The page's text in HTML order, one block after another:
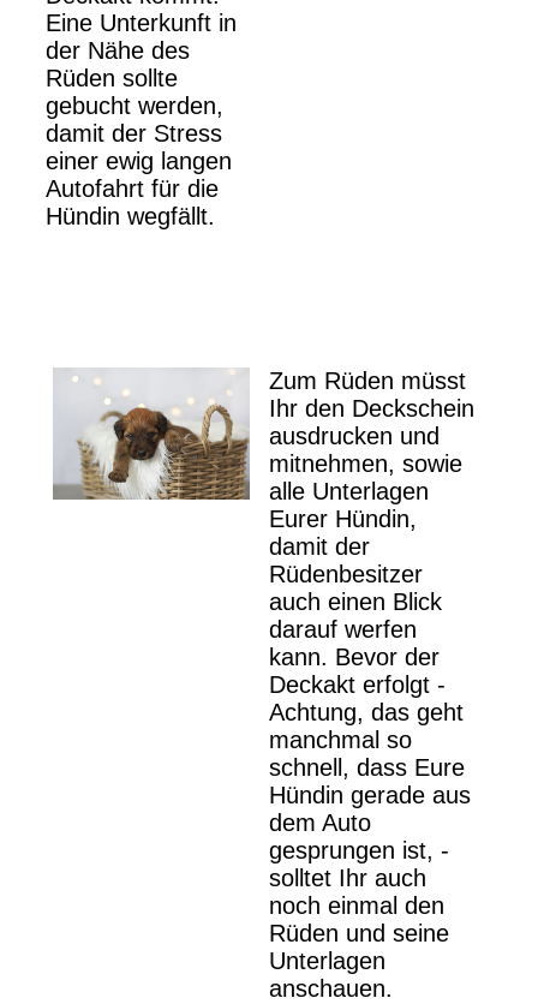
Eine Unterkunft in
der Nähe des
Rüden sollte
gebucht werden,
damit der Stress
einer ewig langen
Autofahrt für die
Hündin wegfällt.
Zum Rüden müsst
Ihr den Deckschein
ausdrucken und
mitnehmen, sowie
alle Unterlagen
Eurer Hündin,
damit der
Rüdenbesitzer
auch einen Blick
darauf werfen
kann. Bevor der
Deckakt erfolgt -
Achtung, das geht
manchmal so
schnell, dass Eure
Hündin gerade aus
dem Auto
gesprungen ist, -
solltet Ihr auch
noch einmal den
Rüden und seine
Unterlagen
anschauen.